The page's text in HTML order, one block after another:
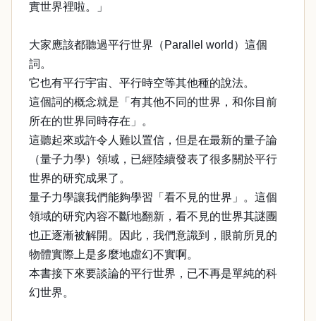
實世界裡啦。」
大家應該都聽過平行世界（Parallel world）這個
詞。
它也有平行宇宙、平行時空等其他種的說法。
這個詞的概念就是「有其他不同的世界，和你目前
所在的世界同時存在」。
這聽起來或許令人難以置信，但是在最新的量子論
（量子力學）領域，已經陸續發表了很多關於平行
世界的研究成果了。
量子力學讓我們能夠學習「看不見的世界」。這個
領域的研究內容不斷地翻新，看不見的世界其謎團
也正逐漸被解開。因此，我們意識到，眼前所見的
物體實際上是多麼地虛幻不實啊。
本書接下來要談論的平行世界，已不再是單純的科
幻世界。